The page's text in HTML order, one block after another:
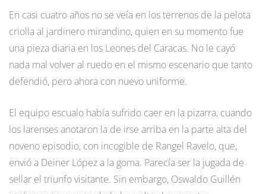
En casi cuatro años no se veía en los terrenos de la pelota
criolla al jardinero mirandino, quien en su momento fue
una pieza diaria en los Leones del Caracas. No le cayó
nada mal volver al ruedo en el mismo escenario que tanto
defendió, pero ahora con nuevo uniforme.
El equipo escualo había sufrido caer en la pizarra, cuando
los larenses anotaron la de irse arriba en la parte alta del
noveno episodio, con incogible de Rangel Ravelo, que,
envió a Deiner López a la goma. Parecía ser la jugada de
sellar el triunfo visitante. Sin embargo, Oswaldo Guillén